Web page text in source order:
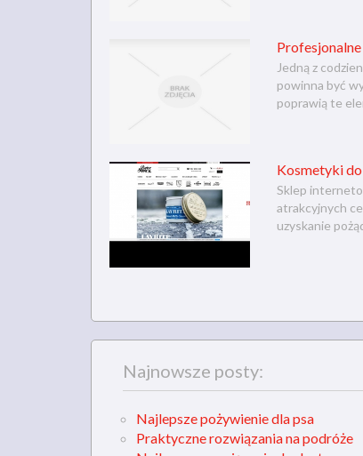
Jedną z
powinna być
poprawią te
Kosmetyki
Sklep
atrakcyjnych
uzyskanie
Najnowsze posty:
Najlepsze pożywienie dla psa
Praktyczne rozwiązania na podróże